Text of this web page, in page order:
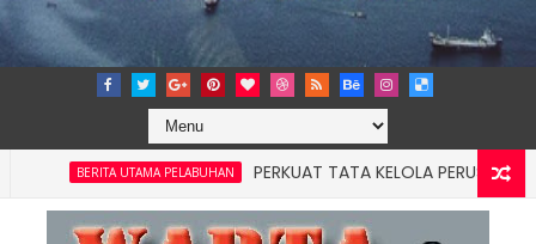
BERITA UTAMA PELABUHAN PERKUAT TATA KELOLA PERUSAHAAN,